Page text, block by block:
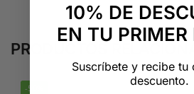
PRODUCTOS
-50%
10% DE
EN TU PRIMER
Suscríbete y recibe tu
descuento.